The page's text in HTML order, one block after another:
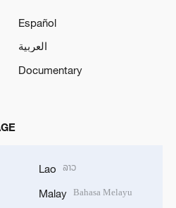
Español
العربية
Documentary
Lao ລາວ
Malay Bahasa Melayu